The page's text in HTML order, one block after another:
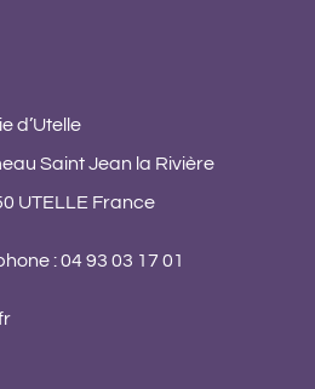
d’Utelle
Saint Jean la Rivière
UTELLE France
: 04 93 03 17 01